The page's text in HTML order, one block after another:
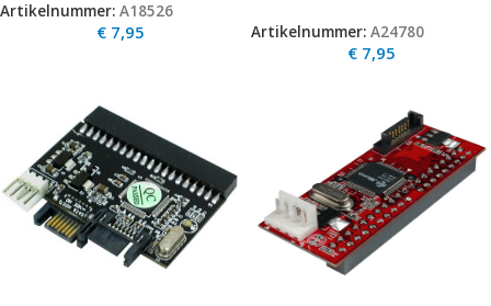
STACKABLE op=op
Artikelnummer: A18526
€7,95 Artikelnummer: A24780
€7,95